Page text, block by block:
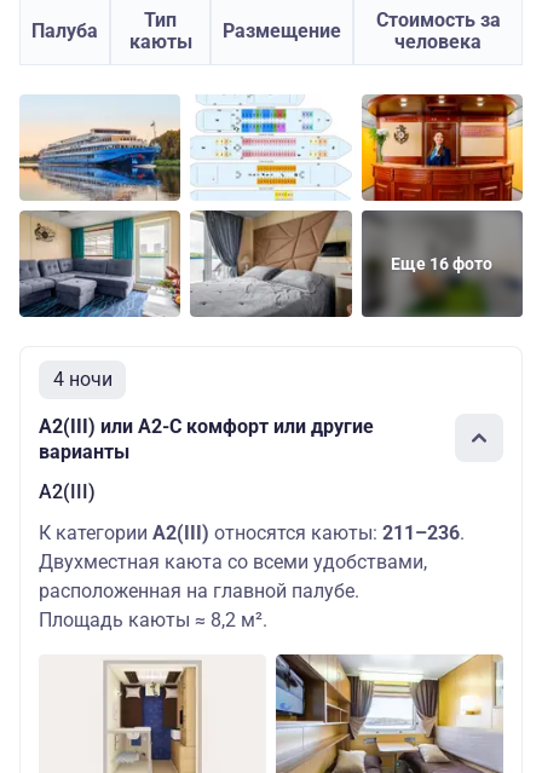
Палуба
Тип
каюты
Размещение
Стоимость за
человека
Еще 16 фото
4 ночи
А2(III) или А2-С комфорт или другие
варианты
А2(III)
К категории А2(III) относятся каюты: 211–236.
Двухместная каюта со всеми удобствами,
расположенная на главной палубе.
Площадь каюты ≈ 8,2 м².